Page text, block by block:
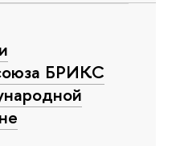
БРИКС